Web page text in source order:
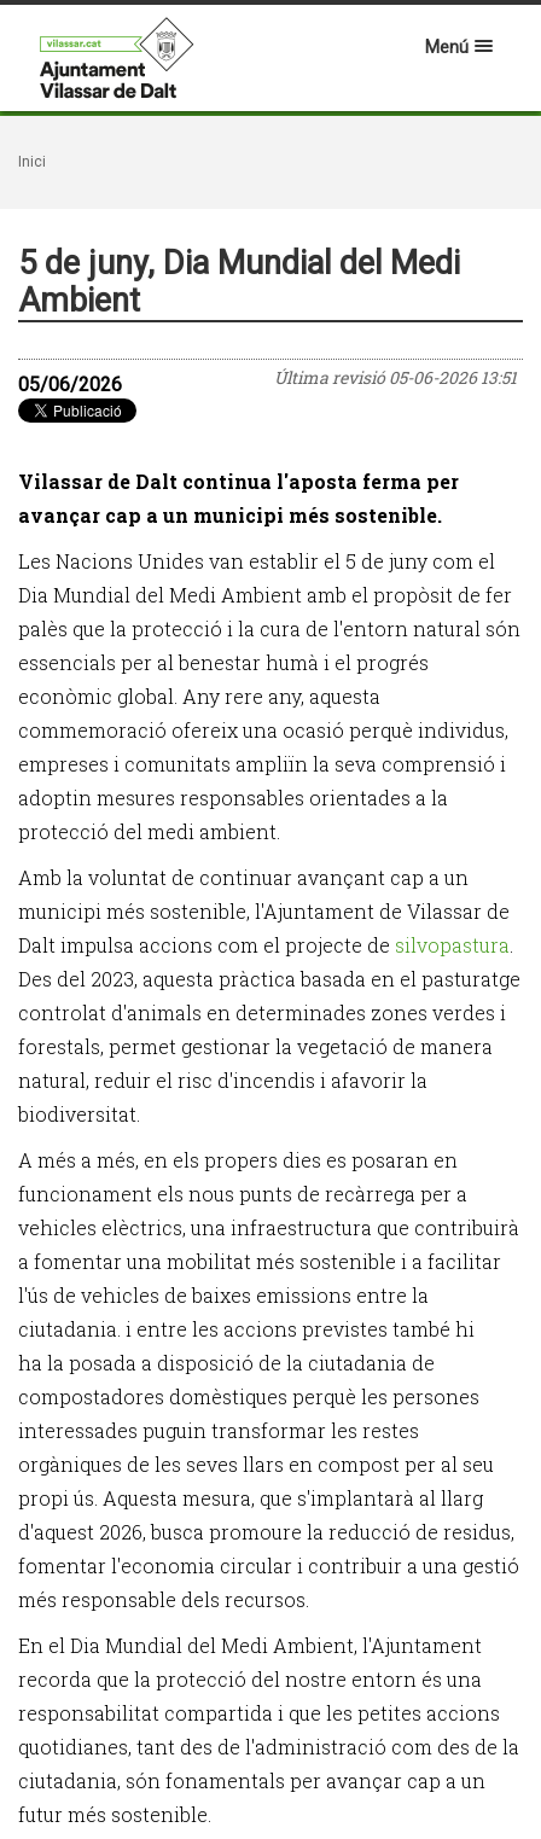
Menú
Inici
5 de juny, Dia Mundial del Medi
Ambient
Última revisió05-06-2026 13:51
05/06/2026
Vilassar de Dalt continua l'aposta ferma per
avançar cap a un municipi més sostenible.
Les Nacions Unides van establir el 5 de juny com el
Dia Mundial del Medi Ambient amb el propòsit de fer
palès que la protecció i la cura de l'entorn natural són
essencials per al benestar humà i el progrés
econòmic global. Any rere any, aquesta
commemoració ofereix una ocasió perquè individus,
empreses i comunitats ampliïn la seva comprensió i
adoptin mesures responsables orientades a la
protecció del medi ambient.
Amb la voluntat de continuar avançant cap a un
municipi més sostenible, l'Ajuntament de Vilassar de
Dalt impulsa accions com el projecte de silvopastura
Des del 2023, aquesta pràctica basada en el pasturatge
controlat d'animals en determinades zones verdes i
forestals, permet gestionar la vegetació de manera
natural, reduir el risc d'incendis i afavorir la
biodiversitat.
A més a més, en els propers dies es posaran en
funcionament els nous punts de recàrrega per a
vehicles elèctrics, una infraestructura que contribuirà
a fomentar una mobilitat més sostenible i a facilitar
l'ús de vehicles de baixes emissions entre la
ciutadania. i entre les accions previstes també hi
ha la posada a disposició de la ciutadania de
compostadores domèstiques perquè les persones
interessades puguin transformar les restes
orgàniques de les seves llars en compost per al seu
propi ús. Aquesta mesura, que s'implantarà al llarg
d'aquest 2026, busca promoure la reducció de residus,
fomentar l'economia circular i contribuir a una gestió
més responsable dels recursos.
En el Dia Mundial del Medi Ambient, l'Ajuntament
recorda que la protecció del nostre entorn és una
responsabilitat compartida i que les petites accions
quotidianes, tant des de l'administració com des de la
ciutadania, són fonamentals per avançar cap a un
futur més sostenible.